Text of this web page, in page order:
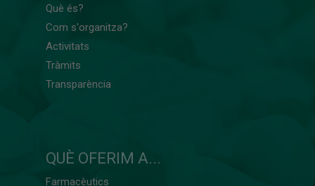
Què és?
Com s'organitza?
Activitats
Tràmits
Transparència
QUÈ OFERIM A...
Farmacèutics